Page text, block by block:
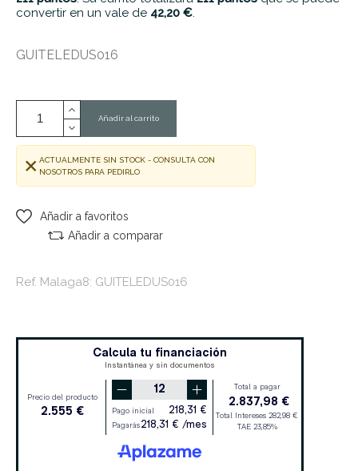
convertir en un vale de 42,20 €.
GUITELEDUS016
Añadir al carrito
ACTUALMENTE SIN STOCK - CONSULTA CON
NOSOTROS PARA PEDIRLO
Añadir a favoritos
Añadir a comparar
Ref. Malaga8: GUITELEDUS016